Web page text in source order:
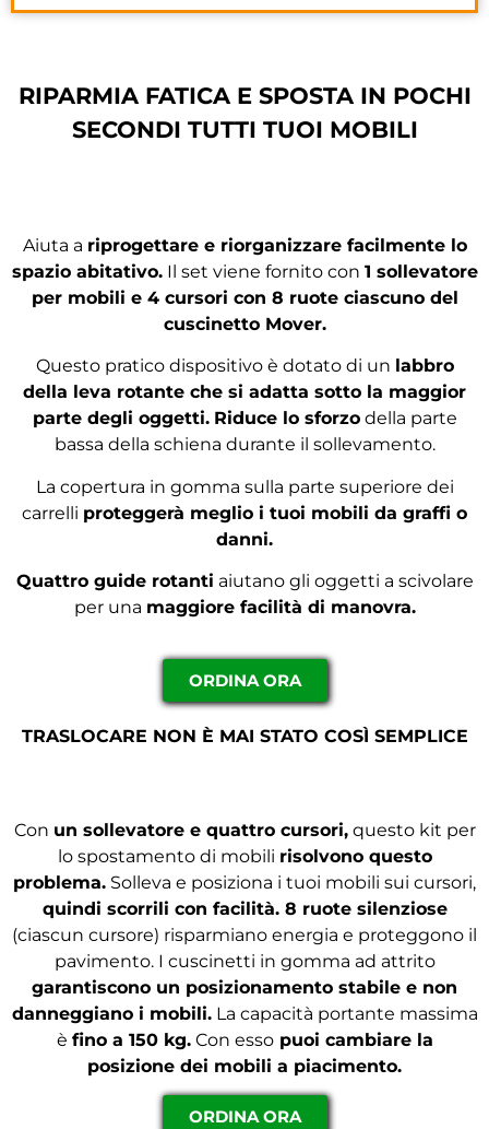
RIPARMIA FATICA E SPOSTA IN POCHI
SECONDI TUTTI TUOI MOBILI
Aiuta a riprogettare e riorganizzare facilmente lo
spazio abitativo.Il set viene fornito con 1 sollevatore
per mobili e 4 cursori con 8 ruote ciascuno del
cuscinetto Mover.
Questo pratico dispositivo è dotato di un labbro
della leva rotante che si adatta sotto la maggior
parte degli oggetti. Riduce lo sforzodella parte
bassa della schiena durante il sollevamento.
La copertura in gomma sulla parte superiore dei
carrelli proteggerà meglio i tuoi mobili da graffi o
danni.
Quattro guide rotanti aiutano gli oggetti a scivolare
per una maggiore facilità di manovra.
ORDINA ORA
TRASLOCARE NON È MAI STATO COSÌ SEMPLICE
Con un sollevatore e quattro cursori,questo kit per
lo spostamento di mobili risolvono questo
problema. Solleva e posiziona i tuoi mobili sui cursori,
quindi scorrili con facilità. 8 ruote silenziose
(ciascun cursore) risparmiano energia e proteggono il
pavimento. I cuscinetti in gomma ad attrito
garantiscono un posizionamento stabile e non
danneggiano i mobili.La capacità portante massima
è fino a 150 kg.Con essopuoi cambiare la
posizione dei mobili a piacimento.
ORDINA ORA